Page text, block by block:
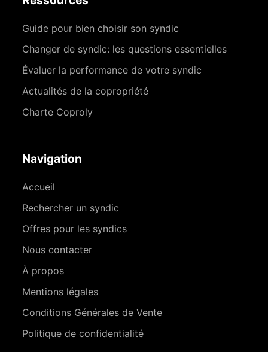
Guide pour bien choisir son syndic
Changer de syndic: les questions essentielles
Évaluer la performance de votre syndic
Actualités de la copropriété
Charte Coproly
Navigation
Accueil
Rechercher un syndic
Offres pour les syndics
Nous contacter
À propos
Mentions légales
Conditions Générales de Vente
Politique de confidentialité